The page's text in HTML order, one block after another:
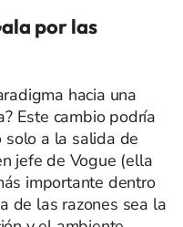
por las
hacia una
Este cambio podría
solo a la salida de
jefe de Vogue (ella
importante dentro
de las razones sea la